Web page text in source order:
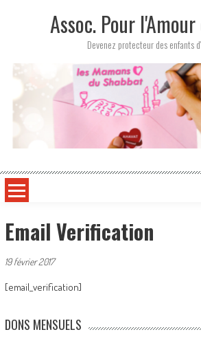
Assoc. Pour
Devenez protecteur des enfants
Email Verification
19 février 2017
[email_verification]
DONS MENSUELS